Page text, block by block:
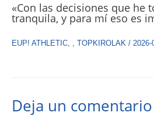
«Con las decisiones que he
tranquila, y para mí eso es
EUP! ATHLETIC TOPKIROLAK / 2026-
Deja un comentario